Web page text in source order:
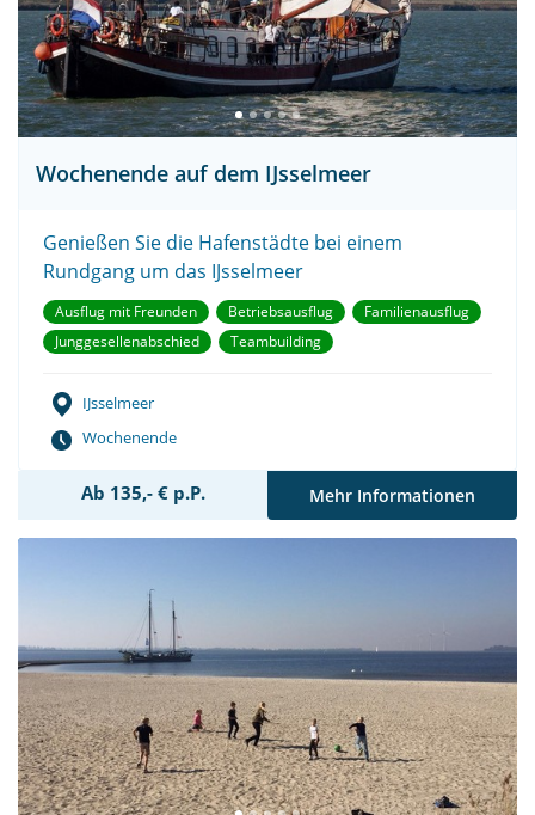
Wochenende auf dem IJsselmeer
Genießen Sie die Hafenstädte bei einem
Rundgang um das IJsselmeer
Ausflug mit Freunden Betriebsausflug
Familienausflug
Junggesellenabschied
Teambuilding
IJsselmeer
Wochenende
Ab 135,- € p.P. Mehr Informationen